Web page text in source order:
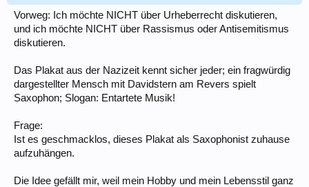
Vorweg: Ich möchte NICHT über Urheberrecht diskutieren,
und ich möchte NICHT über Rassismus oder Antisemitismus
diskutieren.
Das Plakat aus der Nazizeit kennt sicher jeder; ein fragwürdig
dargestellter Mensch mit Davidstern am Revers spielt
Saxophon; Slogan: Entartete Musik!
Frage:
Ist es geschmacklos, dieses Plakat als Saxophonist zuhause
aufzuhängen.
Die Idee gefällt mir, weil mein Hobby und mein Lebensstil ganz